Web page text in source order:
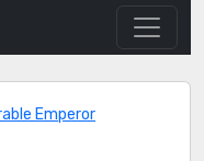
Emperor